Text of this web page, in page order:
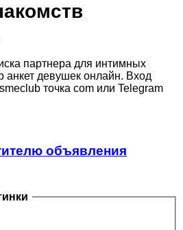
партнера для интимных
анкет девушек онлайн. Вход
точка com или Telegram
объявления